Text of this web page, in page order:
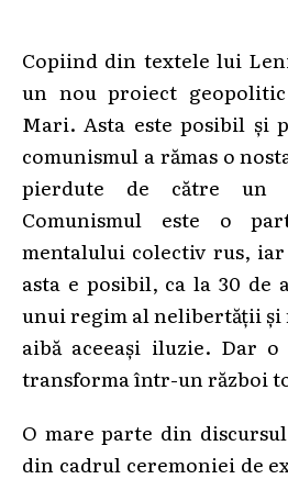
Copiind din textele lui
un nou proiect
Mari. Asta este posibil și
comunismul a rămas o
pierdute de către un
Comunismul este o
mentalului colectiv rus, iar
asta e posibil, ca la 30 de
unui regim al nelibertății și
aibă aceeași iluzie. Dar
transforma într-un război
O mare parte din
din cadrul ceremoniei de